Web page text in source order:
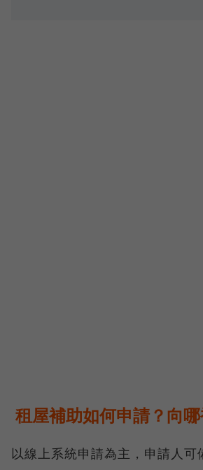
租屋補助如何申請？向
以線上系統申請為主，申請人可